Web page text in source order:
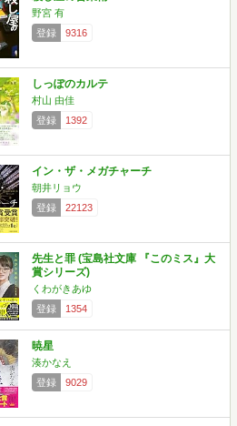
野宮 有
登録
9316
しっぽのカルテ
村山 由佳
登録
1392
イン・ザ・メガチャーチ
朝井リョウ
登録
22123
先生と罪 (宝島社文庫 『このミス』大
賞シリーズ)
くわがきあゆ
登録
1354
暁星
湊かなえ
登録
9029